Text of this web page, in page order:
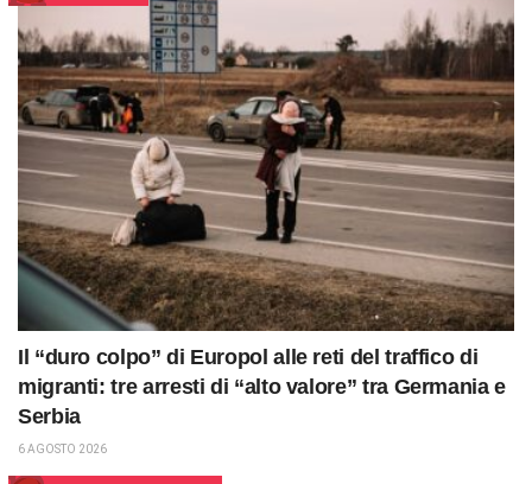
Il “duro colpo” di Europol alle reti del traffico di
migranti: tre arresti di “alto valore” tra Germania e
Serbia
6 AGOSTO 2026